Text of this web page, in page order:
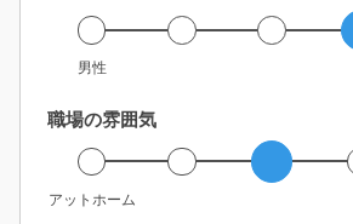
男性
職場の雰囲気
アットホーム